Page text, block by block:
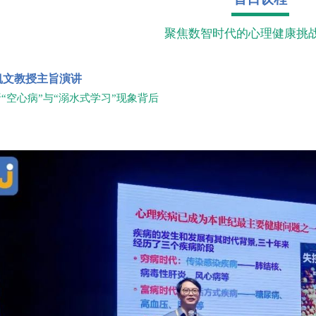
聚焦数智时代的心理健康挑
文教授主旨演讲
空心病”与“溺水式学习”现象背后